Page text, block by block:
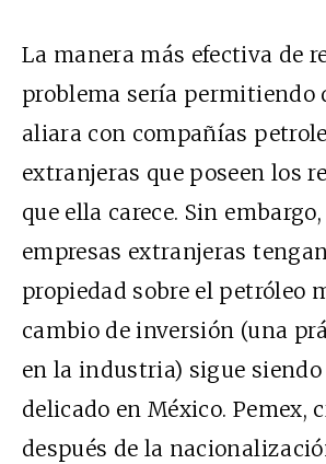
La manera más efectiva de
problema sería permitiendo
aliara con compañías
extranjeras que poseen los
que ella carece. Sin
empresas extranjeras
propiedad sobre el petróleo
cambio de inversión (una
en la industria) sigue
delicado en México. Pemex,
después de la